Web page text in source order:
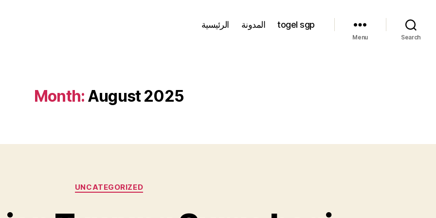
الرئيسية المدونة togel sgp
Menu Search
Month: August 2025
Categories
UNCATEGORIZED